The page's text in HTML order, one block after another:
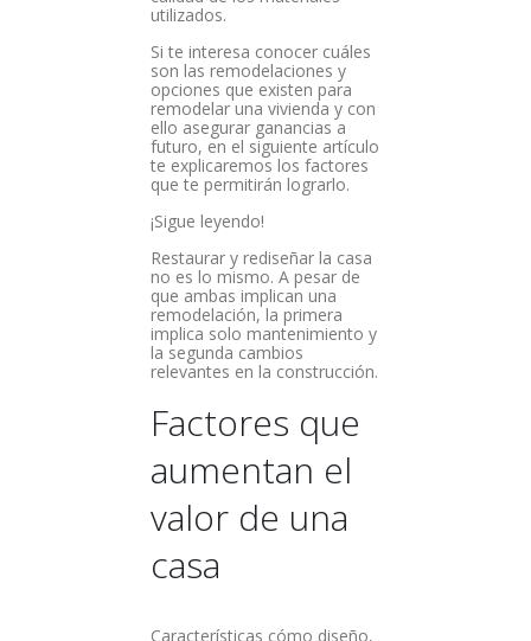
utilizados.
Si te interesa conocer cuáles
son las remodelaciones y
opciones que existen para
remodelar una vivienda y con
ello asegurar ganancias a
futuro, en el siguiente artículo
te explicaremos los factores
que te permitirán lograrlo.
¡Sigue leyendo!
Restaurar y rediseñar la casa
no es lo mismo. A pesar de
que ambas implican una
remodelación, la primera
implica solo mantenimiento y
la segunda cambios
relevantes en la construcción.
Factores que
aumentan el
valor de una
casa
Características cómo diseño,